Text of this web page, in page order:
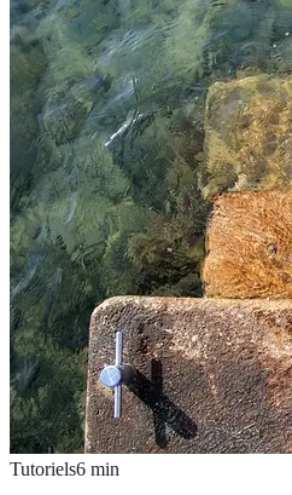
Tutoriels6 min